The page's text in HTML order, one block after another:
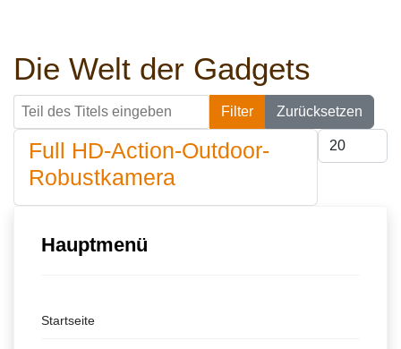
Die Welt der Gadgets
Teil des Titels eingeben
Filter Zurücksetzen
Anzeige #
Full HD-Action-Outdoor-
Robustkamera
Hauptmenü
Startseite